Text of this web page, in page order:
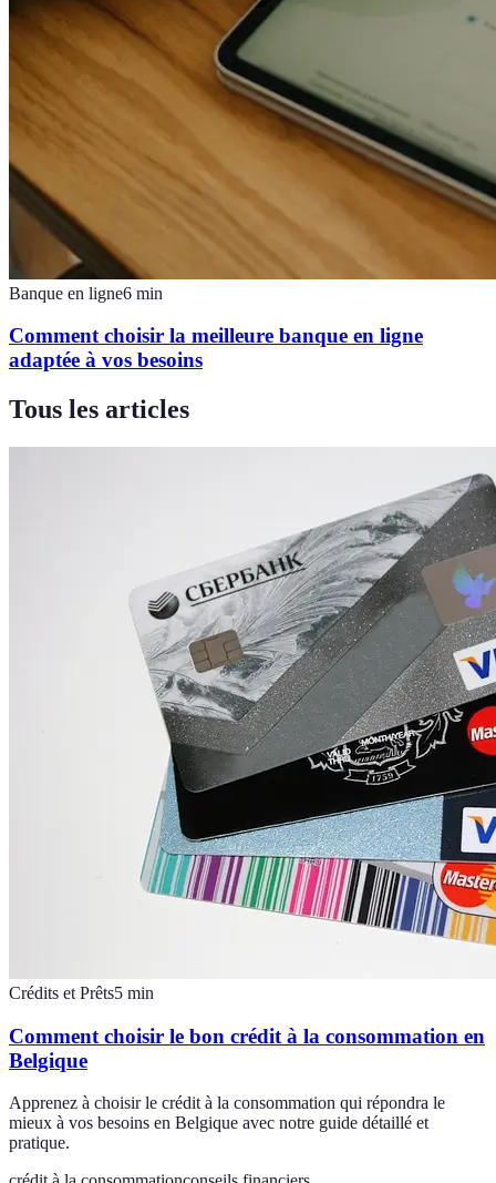
Banque en ligne6 min
Comment choisir la meilleure banque en ligne
adaptée à vos besoins
Tous les articles
Crédits et Prêts5 min
Comment choisir le bon crédit à la consommation en
Belgique
Apprenez à choisir le crédit à la consommation qui répondra le
mieux à vos besoins en Belgique avec notre guide détaillé et
pratique.